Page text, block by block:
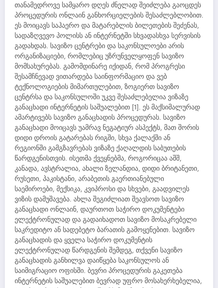
თანამედროვე სამყარო დღეს ძნელად შეიძლება გაოცდეს
პროცედურის ონლაინ განხორციელების შესაძლებლობით.
ეს მოიცავს საჰაერო და მატარებლის ბილეთების შეძენას,
სადაზღვევო პოლისს ან ინტერნეტში სხვადასხვა სერვისის
გადახდას. სავიზო ცენტრები და საკონსულოები არის
ორგანიზაციები, რომლებიც უზრუნველყოფენ სავიზო
მომსახურებას. გამომდინარე იქიდან, რომ პროგრესი
შესამჩნევად ვითარდება საინფორმაციო და ვებ
ტექნოლოგიების მიმართულებით, ზოგიერთ სავიზო
ცენტრსა და საკონსულოში უკვე შესაძლებელია ვიზაზე
განაცხადი ინტერნეტის საშუალებით [1]. ეს მაქსიმალურად
ამარტივებს სავიზო განაცხადის პროცედურას. სავიზო
განაცხადი მოიცავს უამრავ ნეგატიურ ასპექტს, მათ შორის
დიდი დროის გატარებას რიგში, სხვა ქალაქში ან
რეგიონში გამგზავრებას ვიზაზე ქაღალდის საბუთების
წარდგენისთვის. ისეთმა ქვეყნებმა, როგორიცაა აშშ,
კანადა, ავსტრალია, ახალი ზელანდია, დიდი ბრიტანეთი,
რუსეთი, პაკისტანი, არაბეთის გაერთიანებული
საემიროები, მექსიკა, კვიპროსი და სხვები, გაადვილეს
ვიზის დამუშავება. ახლა შეგიძლიათ შეავსოთ სავიზო
განაცხადი ონლაინ, დაურთოთ საჭირო დოკუმენტები
ელექტრონულად და გადაიხადოთ სავიზო მოსაკრებელი
საკრედიტო ან სადებეტო ბარათის გამოყენებით. სავიზო
განაცხადის და ყველა საჭირო დოკუმენტის
ელექტრონულად წარდგენის შემდეგ, თქვენი სავიზო
განაცხადის განხილვა დაიწყება საკონსულოს ან
საიმიგრაციო ოფისში. ბევრი პროცედურის გაკეთება
ინტერნეტის საშუალებით ბევრად უფრო მოსახერხებელია,